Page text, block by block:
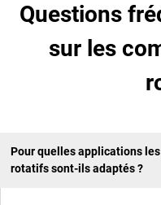
Questions
sur les
Pour quelles applications
rotatifs sont-ils adaptés ?